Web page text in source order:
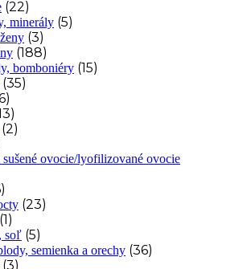
(22)
minerály (5)
(3)
(188)
bomboniéry (15)
(35)
(2)
ovocie/lyofilizované ovocie
(23)
(1)
soľ (5)
semienka a orechy (36)
(3)